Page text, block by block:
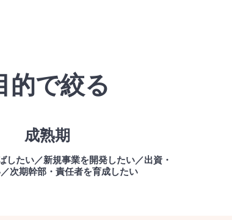
的で絞る
成熟期
したい／新規事業を開発したい／出資・
次期幹部・責任者を育成したい